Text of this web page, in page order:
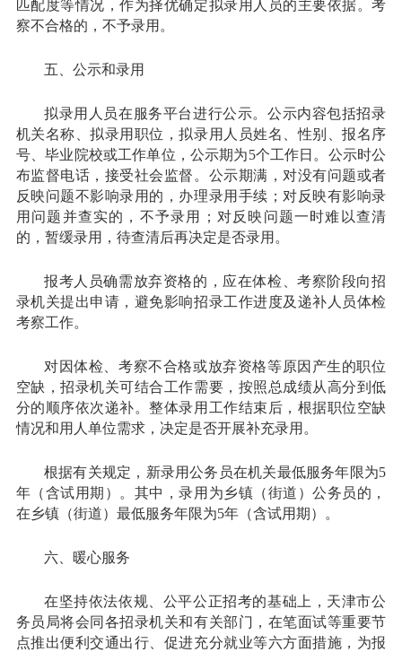
匹配度等情况，作为择优确定拟录用人员的主要依据。考
察不合格的，不予录用。
五、公示和录用
拟录用人员在服务平台进行公示。公示内容包括招录
机关名称、拟录用职位，拟录用人员姓名、性别、报名序
号、毕业院校或工作单位，公示期为5个工作日。公示时公
布监督电话，接受社会监督。公示期满，对没有问题或者
反映问题不影响录用的，办理录用手续；对反映有影响录
用问题并查实的，不予录用；对反映问题一时难以查清
的，暂缓录用，待查清后再决定是否录用。
报考人员确需放弃资格的，应在体检、考察阶段向招
录机关提出申请，避免影响招录工作进度及递补人员体检
考察工作。
对因体检、考察不合格或放弃资格等原因产生的职位
空缺，招录机关可结合工作需要，按照总成绩从高分到低
分的顺序依次递补。整体录用工作结束后，根据职位空缺
情况和用人单位需求，决定是否开展补充录用。
根据有关规定，新录用公务员在机关最低服务年限为5
年（含试用期）。其中，录用为乡镇（街道）公务员的，
在乡镇（街道）最低服务年限为5年（含试用期）。
六、暖心服务
在坚持依法依规、公平公正招考的基础上，天津市公
务员局将会同各招录机关和有关部门，在笔面试等重要节
点推出便利交通出行、促进充分就业等六方面措施，为报